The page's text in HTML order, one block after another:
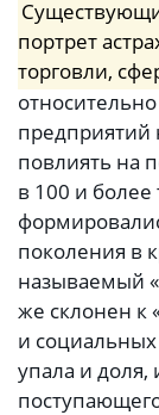
портрет
торговли,
предприятий
повлиять на
в 100 и более
поколения в
называемый
же склонен к
и социальных
упала и доля,